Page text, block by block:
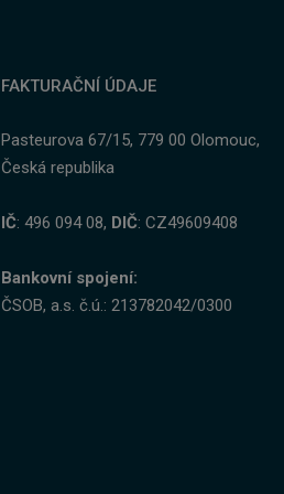
FAKTURAČNÍ ÚDAJE
Pasteurova 67/15, 779 00 Olomouc,
Česká republika
IČ: 496 094 08, DIČ: CZ49609408
Bankovní spojení:
ČSOB, a.s. č.ú.: 213782042/0300